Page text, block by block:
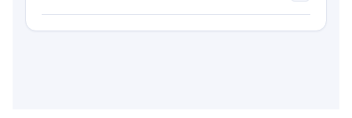
1-2 dni robocze.